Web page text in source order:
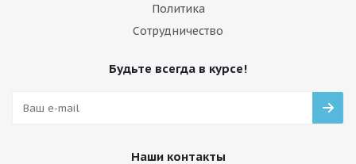
Политика
Сотрудничество
Будьте всегда в курсе!
Наши контакты